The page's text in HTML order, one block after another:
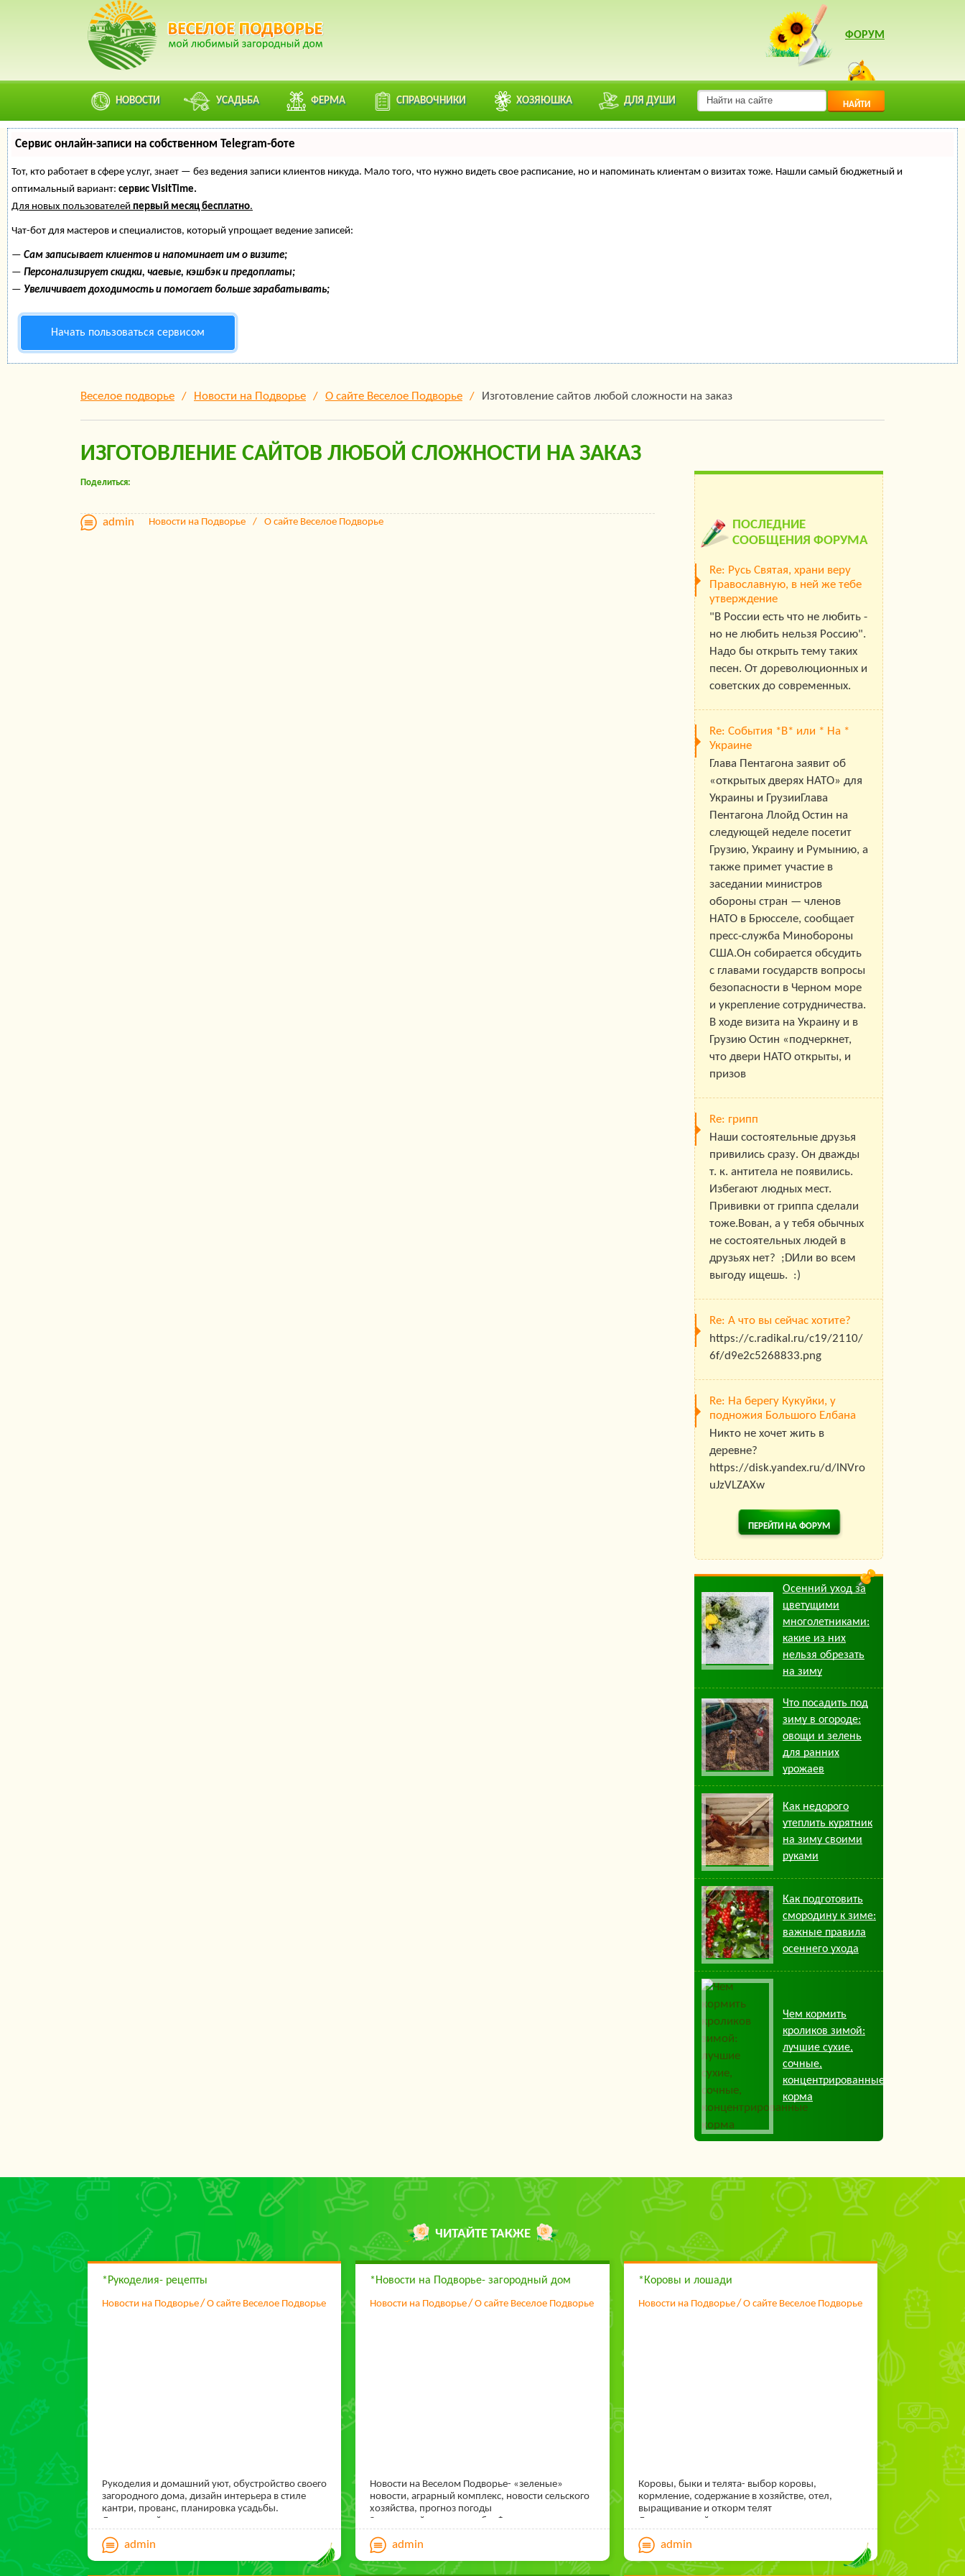
ФОРУМ
НОВОСТИ УСАДЬБА ФЕРМА СПРАВОЧНИКИ ХОЗЯЮШКА ДЛЯ ДУШИ НАЙТИ
Сервис онлайн-записи на собственном Telegram-боте
Тот, кто работает в сфере услуг, знает — без ведения записи клиентов никуда. Мало того, что нужно видеть свое расписание, но и напоминать клиентам о визитах тоже. Нашли самый бюджетный и
оптимальный вариант: сервис VisitTime.
Для новых пользователей первый месяц бесплатно.
Чат-бот для мастеров и специалистов, который упрощает ведение записей:
— Сам записывает клиентов и напоминает им о визите;
— Персонализирует скидки, чаевые, кэшбэк и предоплаты;
— Увеличивает доходимость и помогает больше зарабатывать;
Начать пользоваться сервисом
Веселое подворье Новости на Подворье О сайте Веселое Подворье Изготовление сайтов любой сложности на заказ
ИЗГОТОВЛЕНИЕ САЙТОВ ЛЮБОЙ СЛОЖНОСТИ НА ЗАКАЗ
Поделиться:
admin Новости на Подворье О сайте Веселое Подворье
ПОСЛЕДНИЕ
СООБЩЕНИЯ ФОРУМА
Re: Русь Святая, храни веру
Православную, в ней же тебе
утверждение
"В России есть что не любить -
но не любить нельзя Россию".
Надо бы открыть тему таких
песен. От дореволюционных и
советских до современных.
Re: События *В* или * На *
Украине
Глава Пентагона заявит об
«открытых дверях НАТО» для
Украины и ГрузииГлава
Пентагона Ллойд Остин на
следующей неделе посетит
Грузию, Украину и Румынию, а
также примет участие в
заседании министров
обороны стран — членов
НАТО в Брюсселе, сообщает
пресс-служба Минобороны
США.Он собирается обсудить
с главами государств вопросы
безопасности в Черном море
и укрепление сотрудничества.
В ходе визита на Украину и в
Грузию Остин «подчеркнет,
что двери НАТО открыты, и
призов
Re: грипп
Наши состоятельные друзья
привились сразу. Он дважды
т. к. антитела не появились.
Избегают людных мест.
Прививки от гриппа сделали
тоже.Вован, а у тебя обычных
не состоятельных людей в
друзьях нет? ;DИли во всем
выгоду ищешь. :)
Re: А что вы сейчас хотите?
https://c.radikal.ru/c19/2110/
6f/d9e2c5268833.png
Re: На берегу Кукуйки, у
подножия Большого Елбана
Никто не хочет жить в
деревне?
https://disk.yandex.ru/d/lNVro
uJzVLZAXw
ПЕРЕЙТИ НА ФОРУМ
Осенний уход за
цветущими
многолетниками:
какие из них
нельзя обрезать
на зиму
Что посадить под
зиму в огороде:
овощи и зелень
для ранних
урожаев
Как недорого
утеплить курятник
на зиму своими
руками
Как подготовить
смородину к зиме:
важные правила
осеннего ухода
Чем кормить
кроликов зимой:
лучшие сухие,
сочные,
концентрированные
корма
ЧИТАЙТЕ ТАКЖЕ
*Рукоделия- рецепты
Новости на Подворье О сайте Веселое Подворье
Рукоделия и домашний уют, обустройство своего
загородного дома, дизайн интерьера в стиле
кантри, прованс, планировка усадьбы.
Деревенский дом
приготовить мясо кролика, утки, гуся,
выпечка, варенье, соленье, маринование
admin
*Новости на Подворье- загородный дом
Новости на Подворье О сайте Веселое Подворье
Новости на Веселом Подворье- «зеленые»
новости, аграрный комплекс, новости сельского
хозяйства, прогноз погоды
Загородный дом и усадьба. Фермерские секреты,
деревня». Разное о животных. Пчеловодство
admin
*Коровы и лошади
Новости на Подворье О сайте Веселое Подворье
Коровы, быки и телята- выбор коровы,
кормление, содержание в хозяйстве, отел,
выращивание и откорм телят
Лошадь в хозяйстве- как содержать, кормление,
заездка, вспашка конным плугом
admin